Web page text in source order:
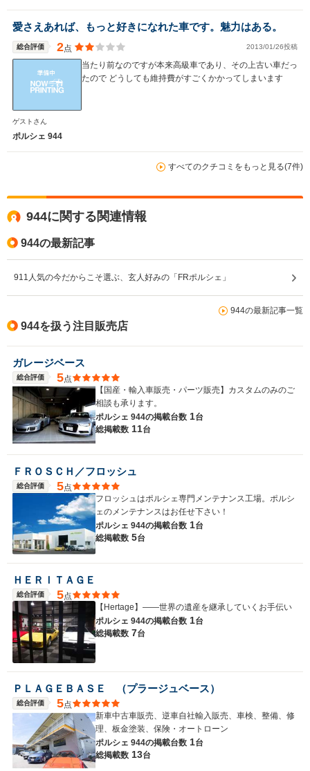
愛さえあれば、もっと好きになれた車です。魅力はある。
総合評価 2点 2013/01/26投稿
当たり前なのですが本来高級車であり、その上古い車だっ
たので どうしても維持費がすごくかかってしまいます
ゲストさん
ポルシェ 944
すべてのクチコミをもっと見る(7件)
944に関する関連情報
944の最新記事
911人気の今だからこそ選ぶ、玄人好みの「FRポルシェ」
944の最新記事一覧
944を扱う注目販売店
ガレージベース
総合評価 5点
【国産・輸入車販売・パーツ販売】カスタムのみのご
相談も承ります。
ポルシェ 944の掲載台数 1台
総掲載数 11台
ＦＲＯＳＣＨ／フロッシュ
総合評価 5点
フロッシュはポルシェ専門メンテナンス工場。ポルシ
ェのメンテナンスはお任せ下さい！
ポルシェ 944の掲載台数 1台
総掲載数 5台
ＨＥＲＩＴＡＧＥ
総合評価 5点
【Hertage】――世界の遺産を継承していくお手伝い
ポルシェ 944の掲載台数 1台
総掲載数 7台
ＰＬＡＧＥＢＡＳＥ （プラージュベース）
総合評価 5点
新車中古車販売、逆車自社輸入販売、車検、整備、修
理、板金塗装、保険・オートローン
ポルシェ 944の掲載台数 1台
総掲載数 13台